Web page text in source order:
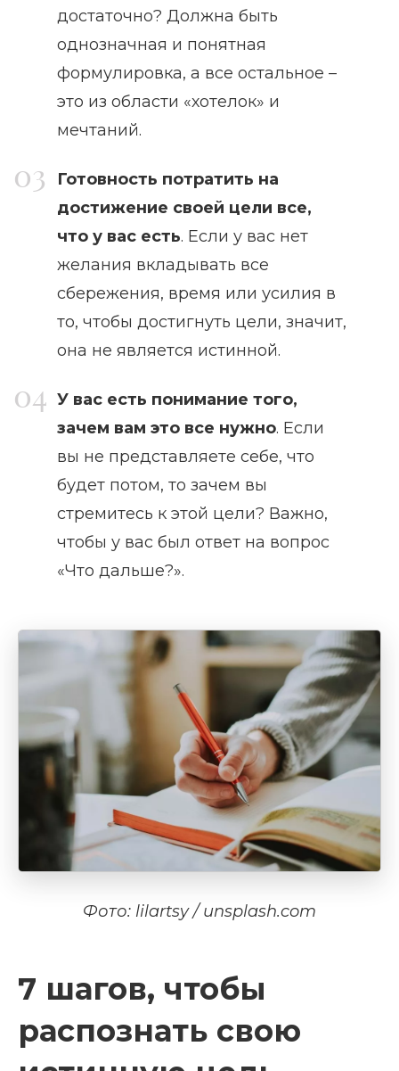
достаточно? Должна быть
однозначная и понятная
формулировка, а все остальное –
это из области «хотелок» и
мечтаний.
Готовность потратить на
достижение своей цели все,
что у вас есть. Если у вас нет
желания вкладывать все
сбережения, время или усилия в
то, чтобы достигнуть цели, значит,
она не является истинной.
У вас есть понимание того,
зачем вам это все нужно. Если
вы не представляете себе, что
будет потом, то зачем вы
стремитесь к этой цели? Важно,
чтобы у вас был ответ на вопрос
«Что дальше?».
Фото: lilartsy / unsplash.com
7 шагов, чтобы
распознать свою